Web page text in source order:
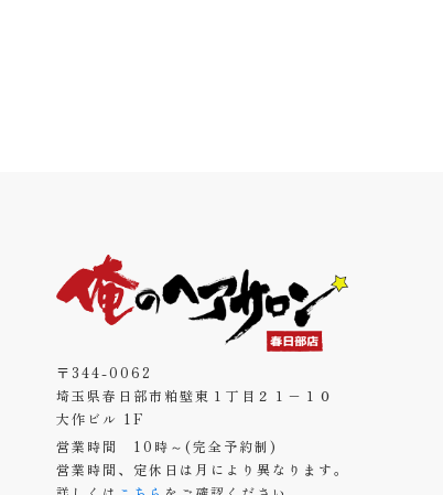
〒344-0062
埼玉県春日部市粕壁東１丁目２１−１０
大作ビル 1F
営業時間 10時～(完全予約制)
営業時間、定休日は月により異なります。